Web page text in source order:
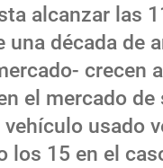
alcanzar las
una década de
crecen
el mercado
usado
los 15 en el